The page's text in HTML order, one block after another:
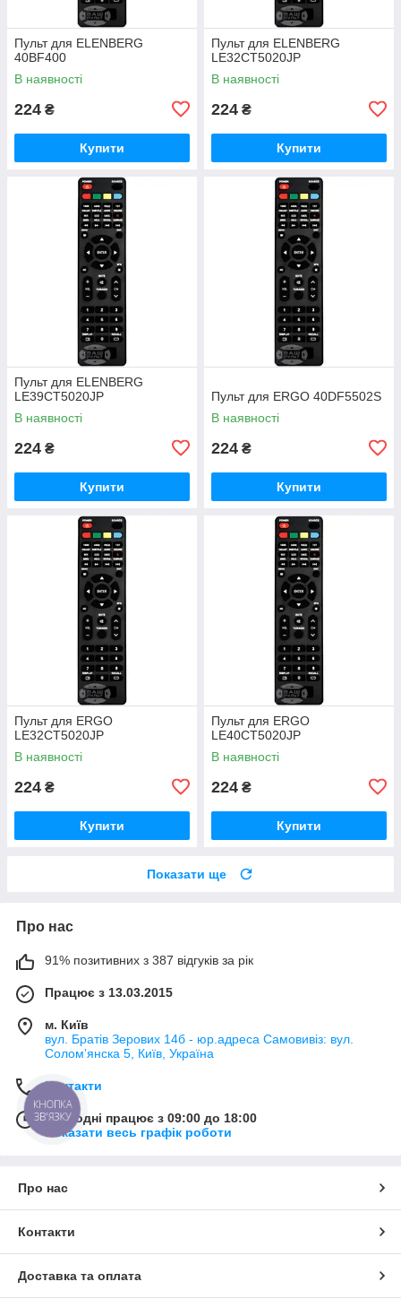
Пульт для ELENBERG
40BF400
В наявності
224 ₴
Купити
Пульт для ELENBERG
LE32CT5020JP
В наявності
224 ₴
Купити
Пульт для ELENBERG
LE39CT5020JP
В наявності
224 ₴
Купити
Пульт для ERGO 40DF5502S
В наявності
224 ₴
Купити
Пульт для ERGO
LE32CT5020JP
В наявності
224 ₴
Купити
Пульт для ERGO
LE40CT5020JP
В наявності
224 ₴
Купити
Показати ще
Про нас
91% позитивних з 387 відгуків за рік
Працює з 13.03.2015
м. Київ
вул. Братів Зерових 14б - юр.адреса Самовивіз: вул.
Соломʼянска 5, Київ, Україна
Контакти
Сьогодні працює з 09:00 до 18:00
Показати весь графік роботи
Про нас
Контакти
Доставка та оплата
КНОПКА
ЗВ'ЯЗКУ